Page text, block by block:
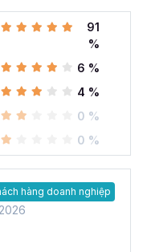
91
%
6 %
4 %
0 %
0 %
hàng doanh nghiệp